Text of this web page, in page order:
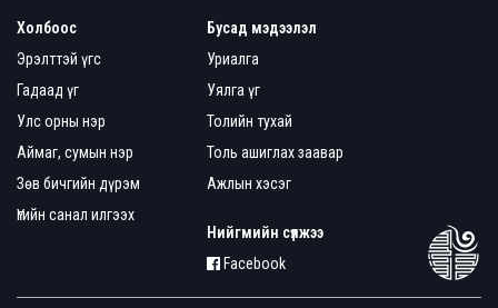
Холбоос
Эрэлттэй үгс
Гадаад үг
Улс орны нэр
Аймаг, сумын нэр
Зөв бичгийн дүрэм
Үгийн санал илгээх
Бусад мэдээлэл
Уриалга
Уялга үг
Толийн тухай
Толь ашиглах заавар
Ажлын хэсэг
Нийгмийн сүлжээ
Facebook